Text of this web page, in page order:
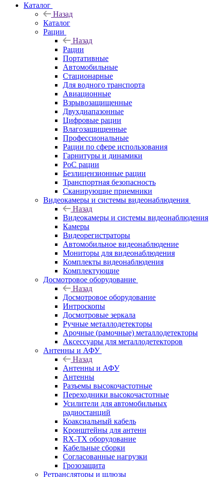
Каталог
Назад
Каталог
Рации
Назад
Рации
Портативные
Автомобильные
Стационарные
Для водного транспорта
Авиационные
Взрывозащищенные
Двухдиапазонные
Цифровые рации
Влагозащищенные
Профессиональные
Рации по сфере использования
Гарнитуры и динамики
PoC рации
Безлицензионные рации
Транспортная безопасность
Сканирующие приемники
Видеокамеры и системы видеонаблюдения
Назад
Видеокамеры и системы видеонаблюдения
Камеры
Видеорегистраторы
Автомобильное видеонаблюдение
Мониторы для видеонаблюдения
Комплекты видеонаблюдения
Комплектующие
Досмотровое оборудование
Назад
Досмотровое оборудование
Интроскопы
Досмотровые зеркала
Ручные металлодетекторы
Арочные (рамочные) металлодетекторы
Аксессуары для металлодетекторов
Антенны и АФУ
Назад
Антенны и АФУ
Антенны
Разъемы высокочастотные
Переходники высокочастотные
Усилители для автомобильных
радиостанций
Коаксиальный кабель
Кронштейны для антенн
RX-TX оборудование
Кабельные сборки
Согласованные нагрузки
Грозозащита
Ретрансляторы и шлюзы